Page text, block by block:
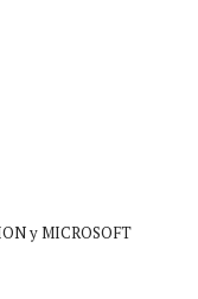
y MICROSOFT